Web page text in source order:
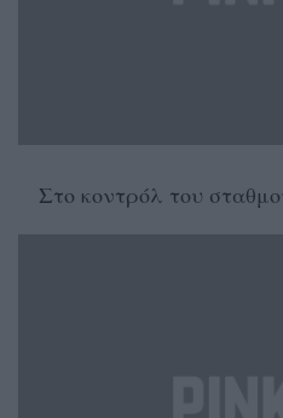
Στο κοντρόλ του